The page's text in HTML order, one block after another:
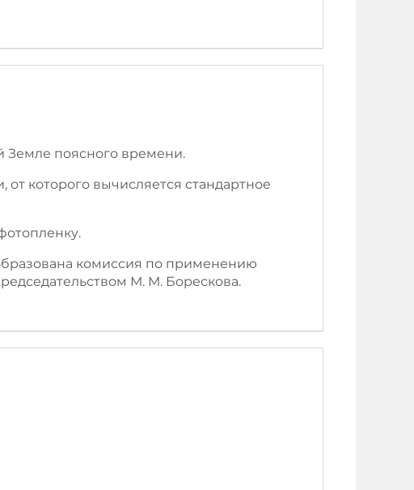
Земле поясного времени.
которого вычисляется стандартное
комиссия по применению
М. М. Борескова.